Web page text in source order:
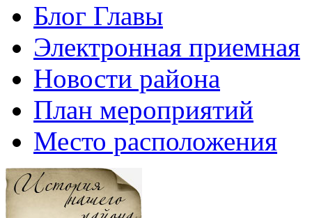
Блог Главы
Электронная приемная
Новости района
План мероприятий
Место расположения